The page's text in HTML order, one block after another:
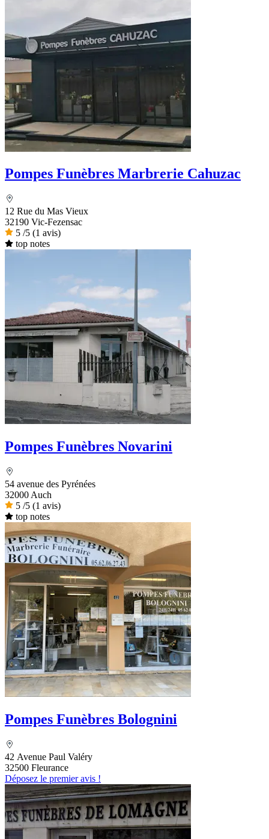
Pompes Funèbres Marbrerie Cahuzac
12 Rue du Mas Vieux
32190 Vic-Fezensac
5 /5 (1 avis)
top notes
Pompes Funèbres Novarini
54 avenue des Pyrénées
32000 Auch
5 /5 (1 avis)
top notes
Pompes Funèbres Bolognini
42 Avenue Paul Valéry
32500 Fleurance
Déposez le premier avis !